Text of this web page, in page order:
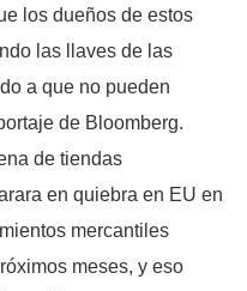
los dueños de estos
las llaves de las
a que no pueden
de Bloomberg.
de tiendas
en quiebra en EU en
mercantiles
meses, y eso